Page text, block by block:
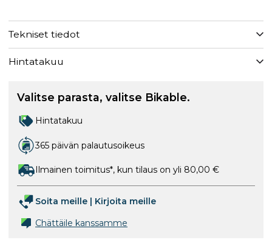
Tekniset tiedot
Hintatakuu
Valitse parasta, valitse Bikable.
Hintatakuu
365 päivän palautusoikeus
Ilmainen toimitus*, kun tilaus on yli 80,00 €
Soita meille | Kirjoita meille
Chättäile kanssamme